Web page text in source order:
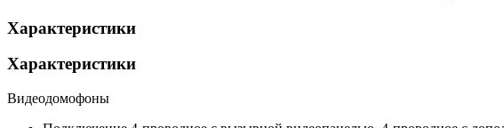
Характеристики
Характеристики
Видеодомофоны